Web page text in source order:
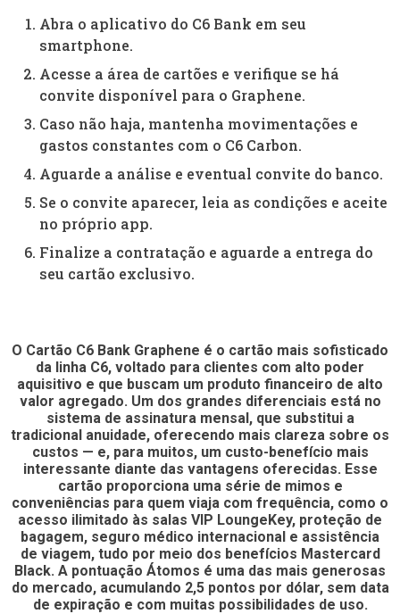
Abra o aplicativo do C6 Bank em seu
smartphone.
Acesse a área de cartões e verifique se há
convite disponível para o Graphene.
Caso não haja, mantenha movimentações e
gastos constantes com o C6 Carbon.
Aguarde a análise e eventual convite do banco.
Se o convite aparecer, leia as condições e aceite
no próprio app.
Finalize a contratação e aguarde a entrega do
seu cartão exclusivo.
O Cartão C6 Bank Graphene é o cartão mais sofisticado
da linha C6, voltado para clientes com alto poder
aquisitivo e que buscam um produto financeiro de alto
valor agregado. Um dos grandes diferenciais está no
sistema de assinatura mensal, que substitui a
tradicional anuidade, oferecendo mais clareza sobre os
custos — e, para muitos, um custo-benefício mais
interessante diante das vantagens oferecidas. Esse
cartão proporciona uma série de mimos e
conveniências para quem viaja com frequência, como o
acesso ilimitado às salas VIP LoungeKey, proteção de
bagagem, seguro médico internacional e assistência
de viagem, tudo por meio dos benefícios Mastercard
Black. A pontuação Átomos é uma das mais generosas
do mercado, acumulando 2,5 pontos por dólar, sem data
de expiração e com muitas possibilidades de uso.